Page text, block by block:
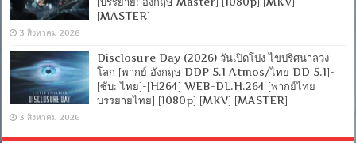
[MASTER]
3 สิงหาคม 2026
Disclosure Day (2026) วันเปิดโปง ไขปริศนาลวง
โลก [พากย์ อังกฤษ DDP 5.1 Atmos/ไทย DD 5.1]-
[ซับ: ไทย]-[H264] WEB-DL.H.264 [พากย์ไทย
บรรยายไทย] [1080p] [MKV] [MASTER]
3 สิงหาคม 2026